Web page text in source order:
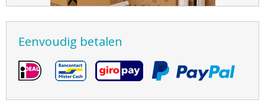
Eenvoudig betalen